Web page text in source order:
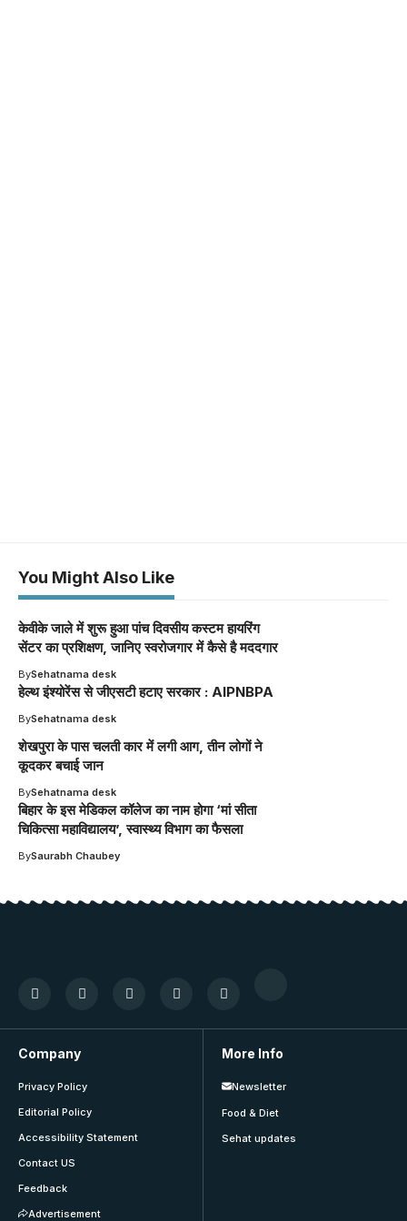
You Might Also Like
केवीके जाले में शुरू हुआ पांच दिवसीय कस्टम हायरिंग
सेंटर का प्रशिक्षण, जानिए स्वरोजगार में कैसे है मददगार
BySehatnama desk
हेल्थ इंश्योरेंस से जीएसटी हटाए सरकार : AIPNBPA
BySehatnama desk
शेखपुरा के पास चलती कार में लगी आग, तीन लोगों ने
कूदकर बचाई जान
BySehatnama desk
बिहार के इस मेडिकल कॉलेज का नाम होगा ‘मां सीता
चिकित्सा महाविद्यालय’, स्वास्थ्य विभाग का फैसला
BySaurabh Chaubey
Company
Privacy Policy
Editorial Policy
Accessibility Statement
Contact US
Feedback
Advertisement
More Info
Newsletter
Food & Diet
Sehat updates